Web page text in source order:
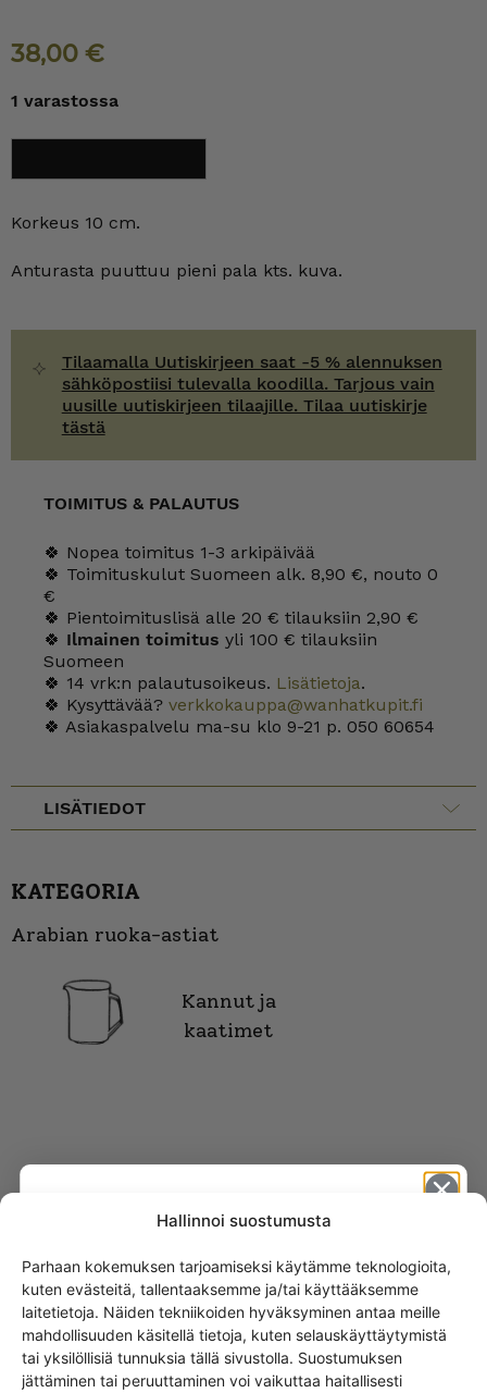
Hallinnoi suostumusta
Parhaan kokemuksen tarjoamiseksi käytämme teknologioita,
kuten evästeitä, tallentaaksemme ja/tai käyttääksemme
laitetietoja. Näiden tekniikoiden hyväksyminen antaa meille
mahdollisuuden käsitellä tietoja, kuten selauskäyttäytymistä
tai yksilöllisiä tunnuksia tällä sivustolla. Suostumuksen
jättäminen tai peruuttaminen voi vaikuttaa haitallisesti
38,00 €
1 varastossa
/
kukkia,
määrä
Korkeus 10 cm.
Anturasta puuttuu pieni pala kts. kuva.
Tilaamalla Uutiskirjeen saat -5 % alennuksen
sähköpostiisi tulevalla koodilla. Tarjous vain
uusille uutiskirjeen tilaajille. Tilaa uutiskirje
tästä
TOIMITUS & PALAUTUS
🍀 Nopea toimitus 1-3 arkipäivää
🍀 Toimituskulut Suomeen alk. 8,90 €, nouto 0
€
🍀 Pientoimituslisä alle 20 € tilauksiin 2,90 €
🍀 Ilmainen toimitus yli 100 € tilauksiin
Suomeen
🍀 14 vrk:n palautusoikeus. Lisätietoja.
🍀 Kysyttävää? verkkokauppa@wanhatkupit.fi
🍀 Asiakaspalvelu ma-su klo 9-21 p. 050 60654
LISÄTIEDOT
KATEGORIA
Arabian ruoka-astiat
Kannut ja
kaatimet
ARABIAN RUOKA-ASTIAT
Lautaset
Kannut ja kaatimet
Tarjoiluastiat
Get -5%
off?
Yes! I want the discount